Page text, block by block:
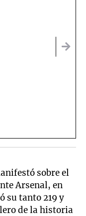
sobre el
Arsenal, en
su tanto 219 y
de la historia